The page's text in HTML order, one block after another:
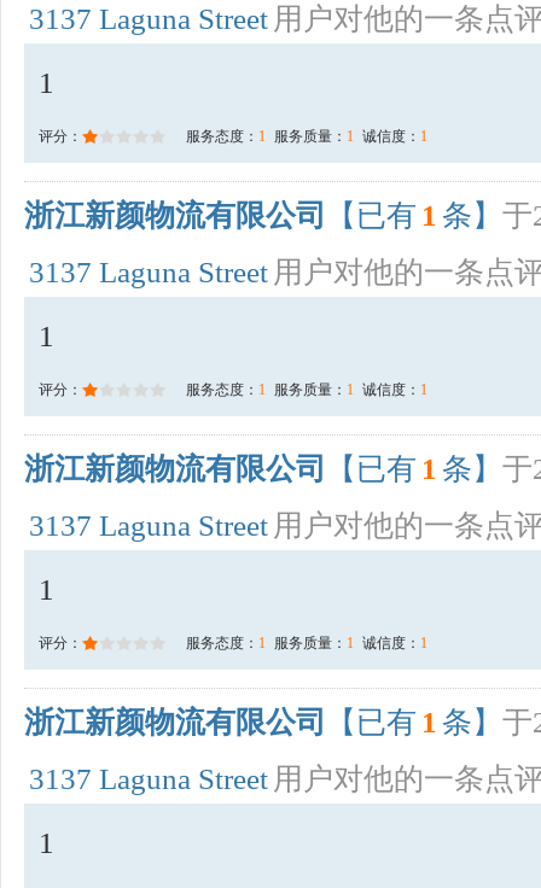
3137 Laguna Street 用户对他的一条点
1
评分： 服务态度： 1 服务质量： 1 诚信度： 1
浙江新颜物流有限公司 【已有 1 条】 于
3137 Laguna Street 用户对他的一条点
1
评分： 服务态度： 1 服务质量： 1 诚信度： 1
浙江新颜物流有限公司 【已有 1 条】 于
3137 Laguna Street 用户对他的一条点
1
评分： 服务态度： 1 服务质量： 1 诚信度： 1
浙江新颜物流有限公司 【已有 1 条】 于
3137 Laguna Street 用户对他的一条点
1